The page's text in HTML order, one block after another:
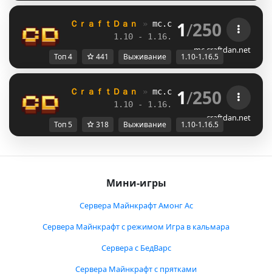
ＣｒａｆｔＤａｎ » mc.craftdan.net //
1.10 - 1.16.5 //
1/250
mc.craftdan.net
Топ 4 441 Выживание 1.10-1.16.5
ＣｒａｆｔＤａｎ » mc.craftdan.net //
1.10 - 1.16.5 //
1/250
craftdan.net
Топ 5 318 Выживание 1.10-1.16.5
Мини-игры
Сервера Майнкрафт Амонг Ас
Сервера Майнкрафт с режимом Игра в кальмара
Сервера с БедВарс
Сервера Майнкрафт с прятками